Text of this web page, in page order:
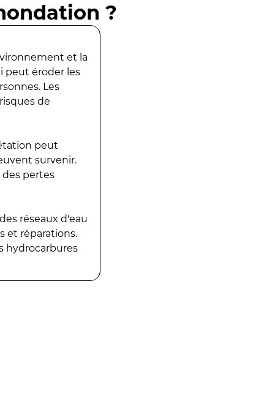
?
et la
peut éroder les
Les
de
peut
survenir.
pertes
réseaux d'eau
et réparations.
hydrocarbures